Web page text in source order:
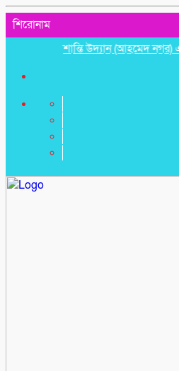
শিরোনাম
শান্তি উদ্যান (আহমেদ নগর)